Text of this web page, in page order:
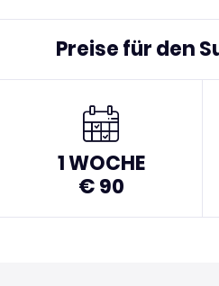
Preise für den
1 WOCHE
€ 90